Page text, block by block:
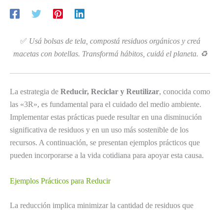
✅ Usá bolsas de tela, compostá residuos orgánicos y creá
macetas con botellas. Transformá hábitos, cuidá el planeta. ♻️
La estrategia de Reducir, Reciclar y Reutilizar, conocida como
las «3R», es fundamental para el cuidado del medio ambiente.
Implementar estas prácticas puede resultar en una disminución
significativa de residuos y en un uso más sostenible de los
recursos. A continuación, se presentan ejemplos prácticos que
pueden incorporarse a la vida cotidiana para apoyar esta causa.
Ejemplos Prácticos para Reducir
La reducción implica minimizar la cantidad de residuos que